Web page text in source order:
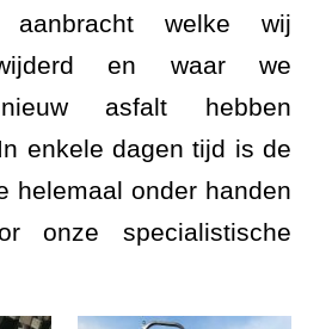
aanbracht welke wij
en waar we
asfalt hebben
enkele dagen tijd is de
helemaal onder handen
onze specialistische